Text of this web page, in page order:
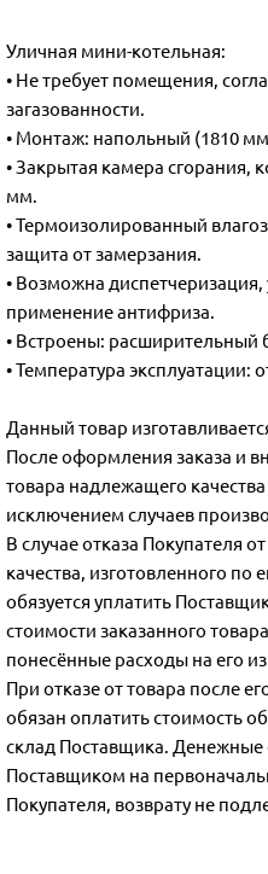
Уличная мини-котельная:
• Не требует помещения,
загазованности.
• Монтаж: напольный (1810
• Закрытая камера
мм.
• Термоизолированный
защита от замерзания.
• Возможна
применение антифриза.
• Встроены: расширительный
• Температура эксплуатации:
Данный товар
После оформления заказа и
товара надлежащего качества
исключением случаев
В случае отказа Покупателя
качества, изготовленного по
обязуется уплатить
стоимости заказанного
понесённые расходы на его
При отказе от товара после
обязан оплатить стоимость
склад Поставщика. Денежные
Поставщиком на
Покупателя, возврату не